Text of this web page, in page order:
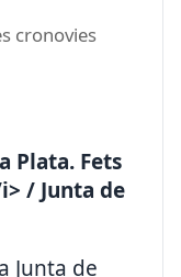
cronovies
Plata. Fets
/ Junta de
Junta de